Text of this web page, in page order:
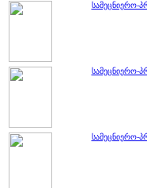
სამეცნიერო-
სამეცნიერო-
სამეცნიერო-